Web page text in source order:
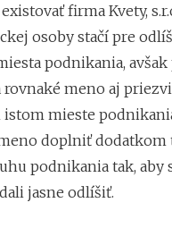
firma Kvety,
osoby stačí pre
podnikania,
rovnaké meno aj
mieste
doplniť dodatkom
podnikania tak, aby
jasne odlíšiť.